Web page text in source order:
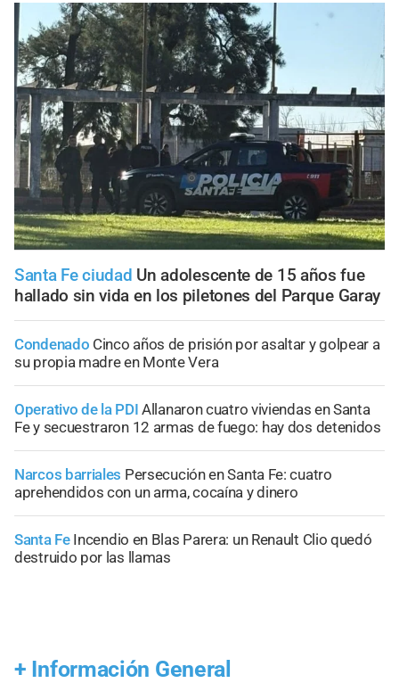
Santa Fe ciudad Un adolescente de 15 años fue
hallado sin vida en los piletones del Parque Garay
Condenado Cinco años de prisión por asaltar y golpear a
su propia madre en Monte Vera
Operativo de la PDI Allanaron cuatro viviendas en Santa
Fe y secuestraron 12 armas de fuego: hay dos detenidos
Narcos barriales Persecución en Santa Fe: cuatro
aprehendidos con un arma, cocaína y dinero
Santa Fe Incendio en Blas Parera: un Renault Clio quedó
destruido por las llamas
+ Información General